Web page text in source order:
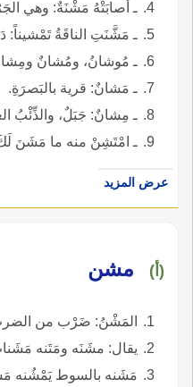
ـ أصابَتْهُ مَشْنَةٌ: وهي
ـ مَشَّنَتِ الناقَةُ تَمْشيناً:
ـ مُوشانُ، ومُشانٌ
ـ مَشانٌ: قرية بالبَصرَةِ.
ـ مِشانٌ: جَبَلٌ، والذِّئْبُ
ـ امْتَشِنْ منه ما مَشَنَ
عرض المزيد
(أ) مشن
المَشْنُ: ضَرْب من
يقال: مشَنَه ومَتَنه
مَشَنه بالسوط يَمْشُنه